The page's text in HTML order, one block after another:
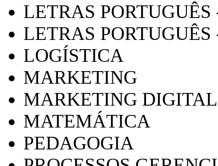
LETRAS
LETRAS PORTUGUÊS
LOGÍSTICA
MARKETING
MARKETING DIGITAL
MATEMÁTICA
PEDAGOGIA